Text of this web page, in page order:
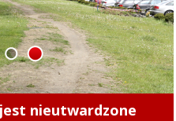
nieutwardzone
3 4